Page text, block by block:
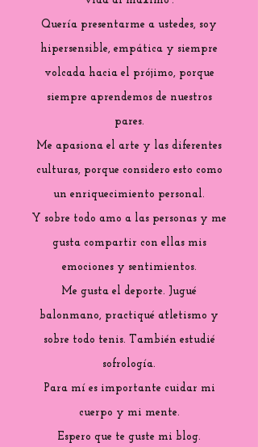
Quería presentarme a ustedes, soy
hipersensible, empática y siempre
volcada hacia el prójimo, porque
siempre aprendemos de nuestros
pares.
Me apasiona el arte y las diferentes
culturas, porque considero esto como
un enriquecimiento personal.
Y sobre todo amo a las personas y me
gusta compartir con ellas mis
emociones y sentimientos.
Me gusta el deporte. Jugué
balonmano, practiqué atletismo y
sobre todo tenis. También estudié
sofrología.
Para mí es importante cuidar mi
cuerpo y mi mente.
Espero que te guste mi blog.